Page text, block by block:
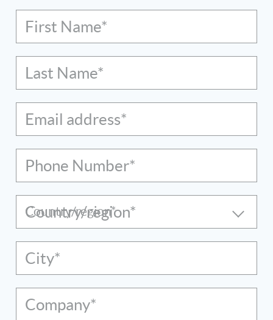
First Name*
Last Name*
Email address*
Phone Number*
Country/region*
City*
Company*